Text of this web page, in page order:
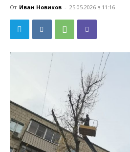
От Иван Новиков - 25.05.2026 в 11:16